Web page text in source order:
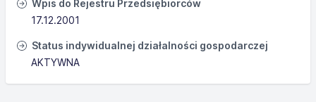
Wpis do Rejestru Przedsiębiorców
17.12.2001
Status indywidualnej działalności gospodarczej
AKTYWNA